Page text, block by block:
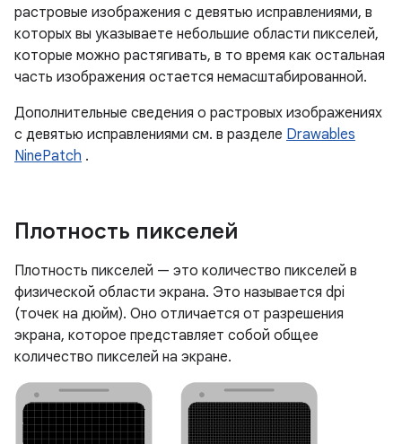
растровые изображения с девятью исправлениями, в
которых вы указываете небольшие области пикселей,
которые можно растягивать, в то время как остальная
часть изображения остается немасштабированной.
Дополнительные сведения о растровых изображениях
с девятью исправлениями см. в разделе Drawables
NinePatch .
Плотность пикселей
Плотность пикселей — это количество пикселей в
физической области экрана. Это называется dpi
(точек на дюйм). Оно отличается от разрешения
экрана, которое представляет собой общее
количество пикселей на экране.